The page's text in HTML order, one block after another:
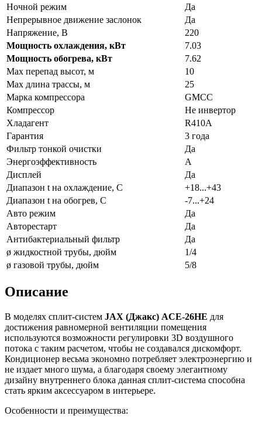
Ночной режим
Да
Непрерывное движение заслонок
Да
Напряжение, В
220
Мощность охлаждения, кВт
7.03
Мощность обогрева, кВт
7.62
Max перепад высот, м
10
Max длина трассы, м
25
Марка компрессора
GMCC
Компрессор
Не инвертор
Хладагент
R410A
Гарантия
3 года
Фильтр тонкой очистки
Да
Энергоэффективность
A
Дисплей
Да
Диапазон t на охлаждение, С
+18...+43
Диапазон t на обогрев, С
-7...+24
Авто режим
Да
Авторестарт
Да
Антибактериальный фильтр
Да
ø жидкостной трубы, дюйм
1/4
ø газовой трубы, дюйм
5/8
Описание
В моделях сплит-систем JAX (Джакс) ACE-26HE для
достижения равномерной вентиляции помещения
используются возможности регулировки 3D воздушного
потока с таким расчетом, чтобы не создавался дискомфорт.
Кондиционер весьма экономно потребляет электроэнергию и
не издает много шума, а благодаря своему элегантному
дизайну внутреннего блока данная сплит-система способна
стать ярким аксессуаром в интерьере.
Особенности и преимущества: